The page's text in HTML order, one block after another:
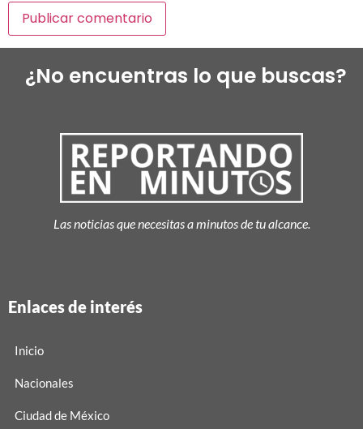
¿No encuentras lo que buscas?
Las noticias que necesitas a minutos de tu alcance.
Enlaces de interés
Inicio
Nacionales
Ciudad de México